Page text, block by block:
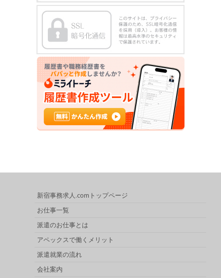
新宿事務求人.comトップページ
お仕事一覧
派遣のお仕事とは
アペックスで働くメリット
派遣就業の流れ
会社案内